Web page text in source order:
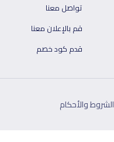
تواصل معنا
قم بالإعلان معنا
قدم كود خصم
الشروط والأحكام